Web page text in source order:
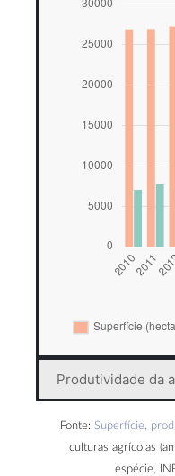
Produtividade da
Fonte: Superfície,
culturas agrícolas
espécie,